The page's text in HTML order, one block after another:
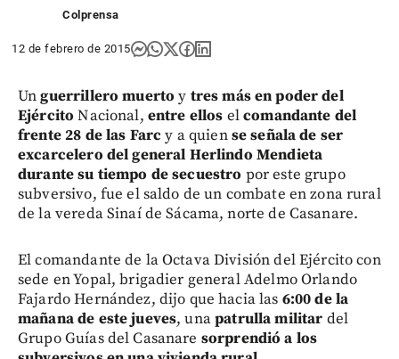
Colprensa
12 de febrero de 2015
Unguerrillero muertoy tres más en poder del
Ejército Nacional, entre ellos elcomandante del
frente 28 de las Farcy a quiense señala de ser
excarcelero del general Herlindo Mendieta
durante su tiempo de secuestro por este grupo
subversivo, fue el saldo de un combate en zona rural
de la vereda Sinaí de Sácama, norte de Casanare.
El comandante de la Octava División del Ejército con
sede en Yopal, brigadier general Adelmo Orlando
Fajardo Hernández, dijo que hacia las 6:00 de la
mañana de este jueves, unapatrulla militar del
Grupo Guías del Casanare sorprendió a los